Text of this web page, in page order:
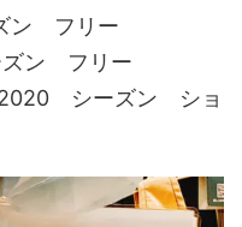
ン フリー
ン フリー
シーズン ショ